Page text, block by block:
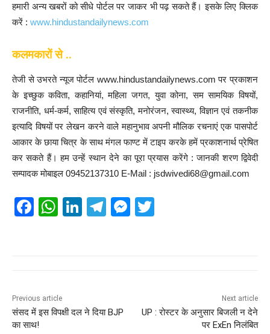
हमारी अन्य खबरों को सीधे पोर्टल पर जाकर भी पढ़ सकते हैं। इसके लिए क्लिक
करें : www.hindustandailynews.com
कलमकारों से ..
तेजी से उभरते न्यूज पोर्टल www.hindustandailynews.com पर प्रकाशन
के इच्छुक कविता, कहानियां, महिला जगत, युवा कोना, सम सामयिक विषयों,
राजनीति, धर्म-कर्म, साहित्य एवं संस्कृति, मनोरंजन, स्वास्थ्य, विज्ञान एवं तकनीक
इत्यादि विषयों पर लेखन करने वाले महानुभाव अपनी मौलिक रचनाएं एक पासपोर्ट
आकार के छाया चित्र के साथ मंगल फाण्ट में टाइप करके हमें प्रकाशनार्थ प्रेषित
कर सकते हैं। हम उन्हें स्थान देने का पूरा प्रयास करेंगे : जानकी शरण द्विवेदी
सम्पादक मोबाइल 09452137310 E-Mail : jsdwivedi68@gmail.com
F
o
o
W
p
p
Li
n
T
m
M
er
Previous article
संसद में इस विपक्षी दल ने दिया BJP
का साथ!
Next article
UP : रोस्टर के अनुसार बिजली न देने
पर ExEn निलंबित